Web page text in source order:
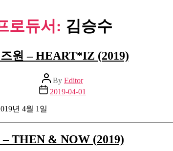
로듀서: 김승수
원 – HEART*IZ (2019)
Post
author
By Editor
Post
date
2019-04-01
년 4월 1일
– THEN & NOW (2019)